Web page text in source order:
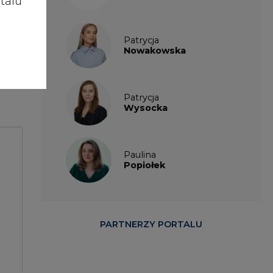
Patrycja
Nowakowska
Patrycja
Wysocka
Paulina
Popiołek
PARTNERZY PORTALU